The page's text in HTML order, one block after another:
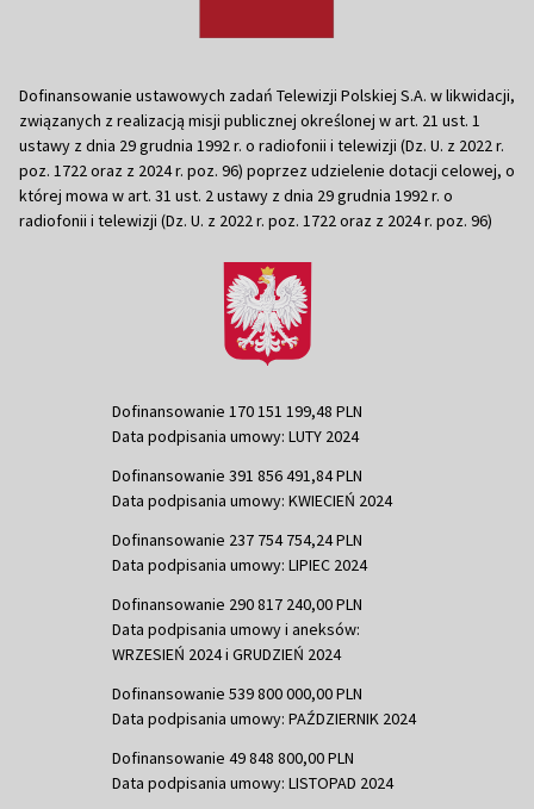
Dofinansowanie ustawowych zadań Telewizji Polskiej S.A. w likwidacji,
związanych z realizacją misji publicznej określonej w art. 21 ust. 1
ustawy z dnia 29 grudnia 1992 r. o radiofonii i telewizji (Dz. U. z 2022 r.
poz. 1722 oraz z 2024 r. poz. 96) poprzez udzielenie dotacji celowej, o
której mowa w art. 31 ust. 2 ustawy z dnia 29 grudnia 1992 r. o
radiofonii i telewizji (Dz. U. z 2022 r. poz. 1722 oraz z 2024 r. poz. 96)
Dofinansowanie 170 151 199,48 PLN
Data podpisania umowy: LUTY 2024
Dofinansowanie 391 856 491,84 PLN
Data podpisania umowy: KWIECIEŃ 2024
Dofinansowanie 237 754 754,24 PLN
Data podpisania umowy: LIPIEC 2024
Dofinansowanie 290 817 240,00 PLN
Data podpisania umowy i aneksów:
WRZESIEŃ 2024 i GRUDZIEŃ 2024
Dofinansowanie 539 800 000,00 PLN
Data podpisania umowy: PAŹDZIERNIK 2024
Dofinansowanie 49 848 800,00 PLN
Data podpisania umowy: LISTOPAD 2024